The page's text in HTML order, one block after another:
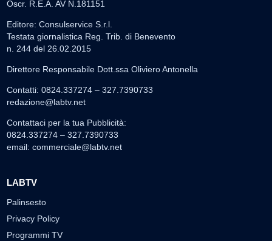
Oscr. R.E.A. AV N.181151
Editore: Consulservice S.r.l.
Testata giornalistica Reg. Trib. di Benevento
n. 244 del 26.02.2015
Direttore Responsabile Dott.ssa Oliviero Antonella
Contatti: 0824.337274 – 327.7390733
redazione@labtv.net
Contattaci per la tua Pubblicità:
0824.337274 – 327.7390733
email: commerciale@labtv.net
LABTV
Palinsesto
Privacy Policy
Programmi TV